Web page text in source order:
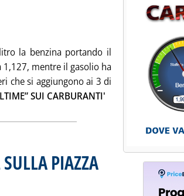
la benzina portando il
mentre il gasolio ha
che si aggiungono ai 3 di
SUI CARBURANTI'
PIAZZA